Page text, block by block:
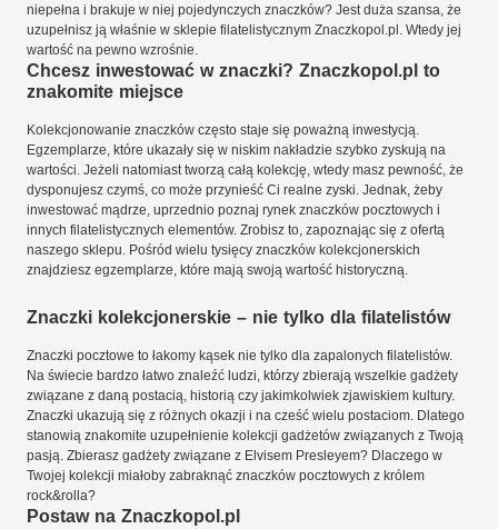
niepełna i brakuje w niej pojedynczych znaczków? Jest duża szansa, że
uzupełnisz ją właśnie w sklepie filatelistycznym Znaczkopol.pl. Wtedy jej
wartość na pewno wzrośnie.
Chcesz inwestować w znaczki? Znaczkopol.pl to
znakomite miejsce
Kolekcjonowanie znaczków często staje się poważną inwestycją.
Egzemplarze, które ukazały się w niskim nakładzie szybko zyskują na
wartości. Jeżeli natomiast tworzą całą kolekcję, wtedy masz pewność, że
dysponujesz czymś, co może przynieść Ci realne zyski. Jednak, żeby
inwestować mądrze, uprzednio poznaj rynek znaczków pocztowych i
innych filatelistycznych elementów. Zrobisz to, zapoznając się z ofertą
naszego sklepu. Pośród wielu tysięcy znaczków kolekcjonerskich
znajdziesz egzemplarze, które mają swoją wartość historyczną.
Znaczki kolekcjonerskie – nie tylko dla filatelistów
Znaczki pocztowe to łakomy kąsek nie tylko dla zapalonych filatelistów.
Na świecie bardzo łatwo znaleźć ludzi, którzy zbierają wszelkie gadżety
związane z daną postacią, historią czy jakimkolwiek zjawiskiem kultury.
Znaczki ukazują się z różnych okazji i na cześć wielu postaciom. Dlatego
stanowią znakomite uzupełnienie kolekcji gadżetów związanych z Twoją
pasją. Zbierasz gadżety związane z Elvisem Presleyem? Dlaczego w
Twojej kolekcji miałoby zabraknąć znaczków pocztowych z królem
rock&rolla?
Postaw na Znaczkopol.pl